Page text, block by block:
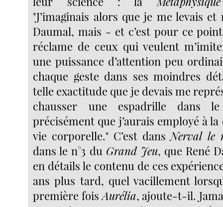
"J’imaginais alors que je me levais et
Daumal, mais - et c’est pour ce
réclame de ceux qui veulent
une puissance d’attention peu
chaque geste dans ses moindres
telle exactitude que je devais me
chausser une espadrille dans
précisément que j’aurais employé à
vie corporelle." C’est dansNerval le
dans le n°3 du Grand Jeu, que René
en détails le contenu de ces
ans plus tard, quel vacillement
première foisAurélia, ajoute-t-il.